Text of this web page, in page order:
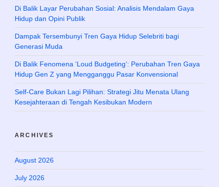
Di Balik Layar Perubahan Sosial: Analisis Mendalam Gaya
Hidup dan Opini Publik
Dampak Tersembunyi Tren Gaya Hidup Selebriti bagi
Generasi Muda
Di Balik Fenomena ‘Loud Budgeting’: Perubahan Tren Gaya
Hidup Gen Z yang Mengganggu Pasar Konvensional
Self-Care Bukan Lagi Pilihan: Strategi Jitu Menata Ulang
Kesejahteraan di Tengah Kesibukan Modern
ARCHIVES
August 2026
July 2026